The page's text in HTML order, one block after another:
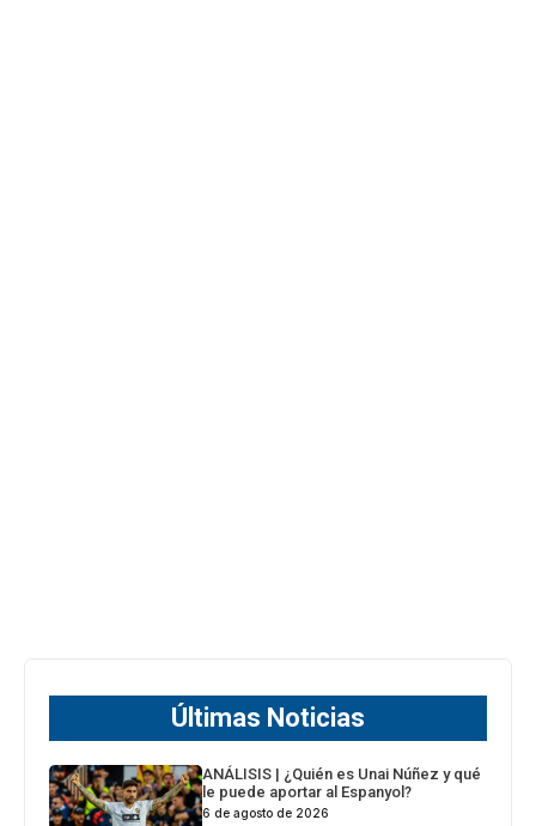
Últimas Noticias
ANÁLISIS | ¿Quién es Unai Núñez y qué
le puede aportar al Espanyol?
6 de agosto de 2026